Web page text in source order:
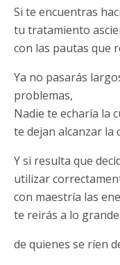
Si te encuentras
tu tratamiento
con las pautas que
Ya no pasarás
problemas,
Nadie te echaría la
te dejan alcanzar la
Y si resulta que
utilizar
con maestría las
te reirás a lo
de quienes se ríen